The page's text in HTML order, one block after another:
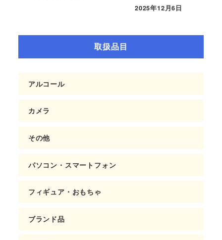
2025年12月6日
取扱品目
アルコール
カメラ
その他
パソコン・スマートフォン
フィギュア・おもちゃ
ブランド品